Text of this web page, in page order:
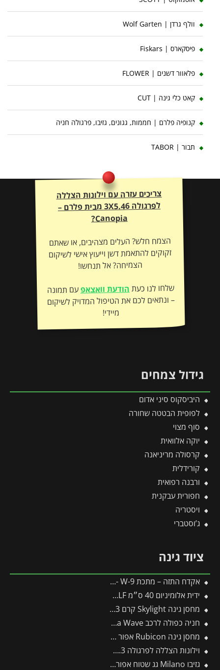
וולף גרדן | Wolf Garten
פיסקארס | Fiskars
פלאוור דשנים | FLOWER
קאט כלי גינה | CUT
קנופיה פלרם | חממות, גגונים, גזיבו, פרגולה חניה
תבור | TABOR
צריכים עזרה עם וילונות הצללה
לפרגולה 3X5.46 מבית פלרם –
Canopia?
הצמח חלש? העלים מצהיבים, או שאתם
זקוקים להתאמת דשן וייעוץ אישי לשיקום
הצמיחה? אל תנחשו!
שלחו לנו כעתהודעת וואצאפעם תמונה
– ונתאים לכם את הטיפול המדויק לשיקום
מיידי!
גידול צמחים
היביסקוס סיני אדום
לפופית הבטטה שחורה
סוף מצוי
יוקה אלוואית
קרסולה מריניאנה
קורידלית
ורבנה רפואית
חפורית עבקנית
ויסטריה
ג’וסטברי
ציוד גינה
אקדח התזה – מתכת W-9 -תבור
ידית אלומיניום 40 ס״מ ZM04 – WOLF
מחסן גינה Skylight קרם 1.9X3 מבית פלרם – קנופיה
חניה כפולה לרכב 5.8X5 Arizona Wave סנטף מבית פלרם – Canopia
מחסן גינה Rubicon אפור כהה 1.9X3.8 מבית פלרם – קנופיה
וילונות הצללה לפרגולה 3X7.3 מבית פלרם – Canopia
גזיבו Milano גג שטוח אפור כהה 3X3 מבית פלרם – Canopia